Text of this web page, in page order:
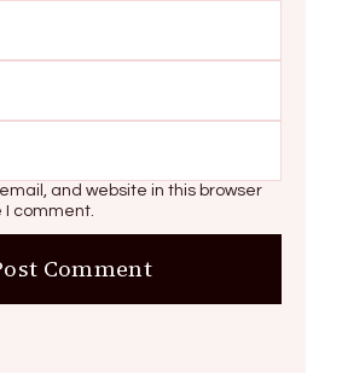
and website in this browser
I comment.